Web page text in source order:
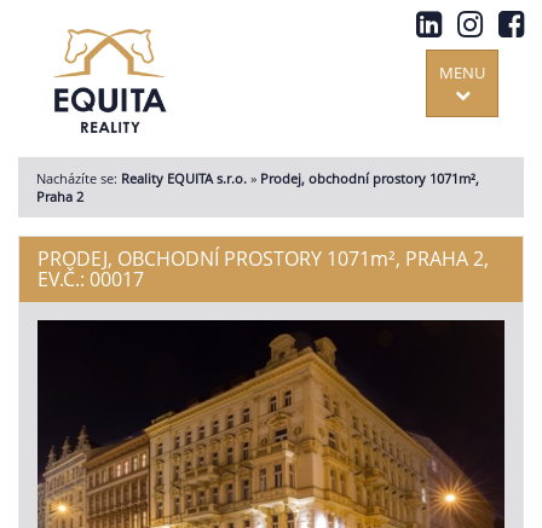
MENU
Nacházíte se: Reality EQUITA s.r.o. » Prodej, obchodní prostory 1071m²,
Praha 2
PRODEJ, OBCHODNÍ PROSTORY 1071m², PRAHA 2,
EV.Č.: 00017